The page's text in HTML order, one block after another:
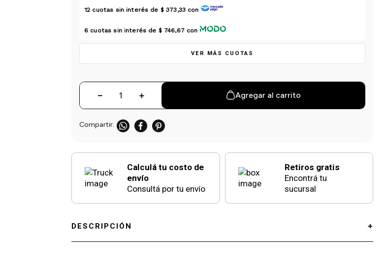
12 cuotas sin interés de $ 373,33con
6 cuotas sin interés de $ 746,67con
VER MÁS CUOTAS
＋
－ Agregar al carrito
Calculá tu costo de
envío
Consultá por tu envío
Retiros gratis
Encontrá tu
sucursal
DESCRIPCIÓN